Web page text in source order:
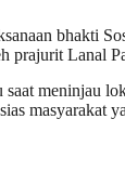
bhakti
prajurit Lanal
meninjau
masyarakat